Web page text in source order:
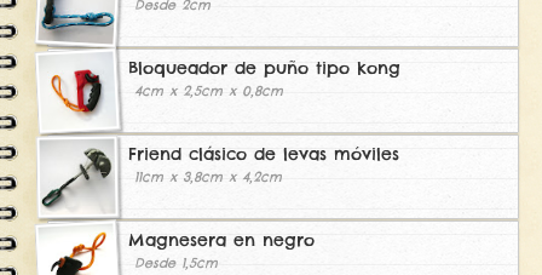
Desde 2cm
Bloqueador de puño tipo kong
4cm x 2,5cm x 0,8cm
Friend clásico de levas móviles
11cm x 3,8cm x 4,2cm
Magnesera en negro
Desde 1,5cm